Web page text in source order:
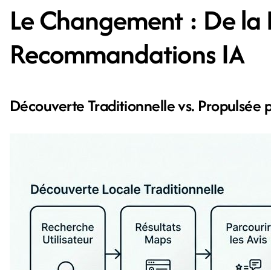
Le Changement : De la
Recommandations IA
Découverte Traditionnelle vs. Propulsée